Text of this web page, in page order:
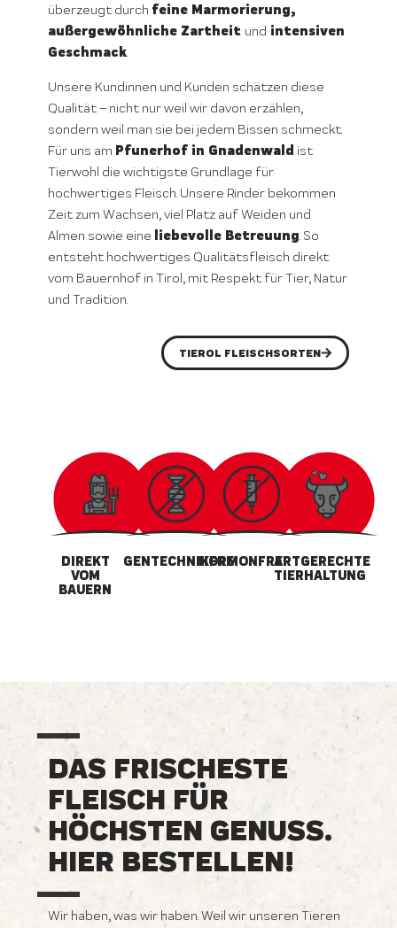
überzeugt durch feine Marmorierung,
außergewöhnliche Zartheit und intensiven
Geschmack.
Unsere Kundinnen und Kunden schätzen diese
Qualität – nicht nur weil wir davon erzählen,
sondern weil man sie bei jedem Bissen schmeckt.
Für uns am Pfunerhof in Gnadenwald ist
Tierwohl die wichtigste Grundlage für
hochwertiges Fleisch. Unsere Rinder bekommen
Zeit zum Wachsen, viel Platz auf Weiden und
Almen sowie eine liebevolle Betreuung. So
entsteht hochwertiges Qualitätsfleisch direkt
vom Bauernhof in Tirol, mit Respekt für Tier, Natur
und Tradition.
TIEROL FLEISCHSORTEN
DIREKT
VOM
BAUERN
GENTECHNIKFREIHORMONFREIARTGERECHTE
TIERHALTUNG
DAS FRISCHESTE
FLEISCH FÜR
HÖCHSTEN GENUSS.
HIER BESTELLEN!
Wir haben, was wir haben. Weil wir unseren Tieren